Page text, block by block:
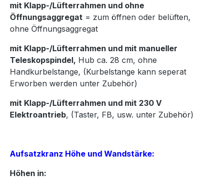
mit Klapp-/Lüfterrahmen und ohne
Öffnungsaggregat = zum öffnen oder belüften,
ohne Öffnungsaggregat
mit Klapp-/Lüfterrahmen und mit manueller
Teleskopspindel, Hub ca. 28 cm, ohne
Handkurbelstange, (Kurbelstange kann seperat
Erworben werden unter Zubehör)
mit Klapp-/Lüfterrahmen und mit 230 V
Elektroantrieb, (Taster, FB, usw. unter Zubehör)
Aufsatzkranz Höhe und Wandstärke:
Höhen in: